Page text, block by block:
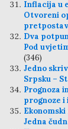
Inflacija u
Otvoreni
Dva
Pod
(346)
Jedno
Srpsku –
Prognoza
prognoze i
Jedna